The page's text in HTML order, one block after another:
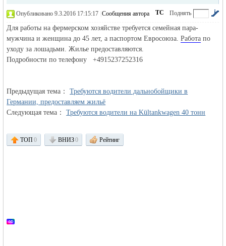
объявления в
Поднять
ТС
Опубликовано 9.3.2016 17:15:17 Сообщения автора
Для работы на фермерском хозяйстве требуется семейная пара-
мужчина и женщина до 45 лет, а паспортом Евросоюза.Работа по
уходу за лошадьми. Жилье предоставляются.
Подробности по телефону +4915237252316
Предыдущая тема：Требуются водители дальнобойщики в
Германии, предоставляем жильё
Следующая тема：Требуются водители на Kültankwagen 40 тонн
ТОП0 ВНИЗ0 Рейтинг